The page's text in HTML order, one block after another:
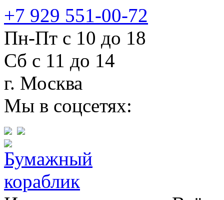
+7 929 551-00-72
Пн-Пт с 10 до 18
Сб с 11 до 14
г. Москва
Мы в соцсетях: